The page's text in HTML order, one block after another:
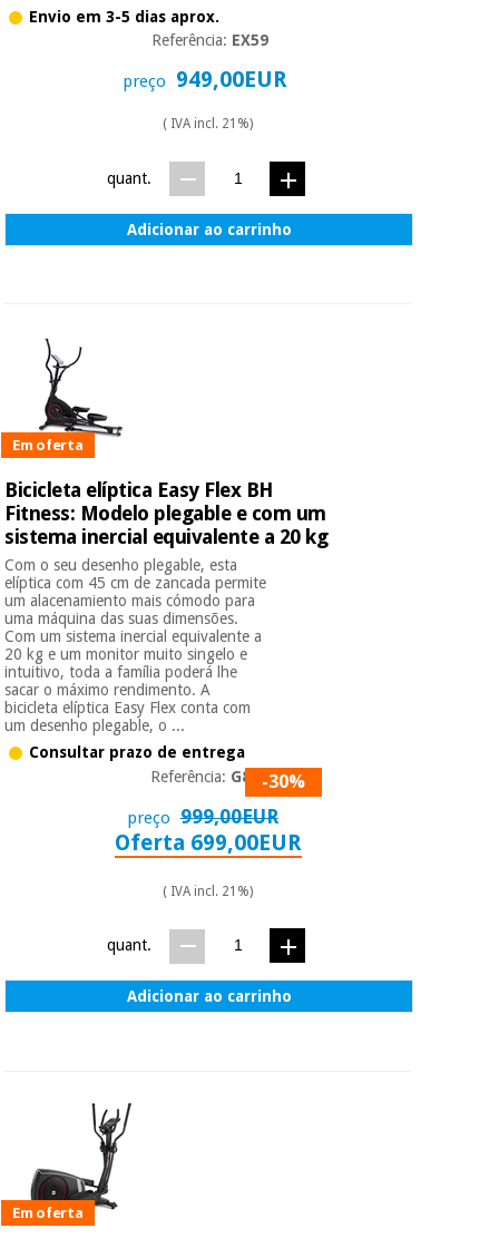
Envio em 3-5 dias aprox.
Referência: EX59
preço 949,00EUR
( IVA incl. 21%)
quant.
Adicionar ao carrinho
Em oferta
Bicicleta elíptica Easy Flex BH
Fitness: Modelo plegable e com um
sistema inercial equivalente a 20 kg
Com o seu desenho plegable, esta
elíptica com 45 cm de zancada permite
um alacenamiento mais cómodo para
uma máquina das suas dimensões.
Com um sistema inercial equivalente a
20 kg e um monitor muito singelo e
intuitivo, toda a família poderá lhe
sacar o máximo rendimento. A
bicicleta elíptica Easy Flex conta com
um desenho plegable, o ...
Consultar prazo de entrega
Referência: G852-30%
preço 999,00EUR
Oferta 699,00EUR
( IVA incl. 21%)
quant.
Adicionar ao carrinho
Em oferta